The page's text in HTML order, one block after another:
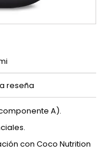
reseña
A).
con Coco Nutrition